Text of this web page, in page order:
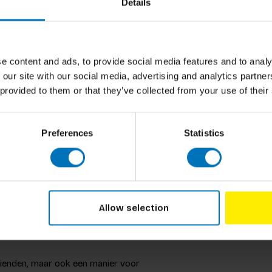
Details
content and ads, to provide social media features and to
site with our social media, advertising and analytics
to them or that they’ve collected from your use of
Preferences Statistics
Allow selection
op bestellingen van meer dan 10
met ons op viasales@bispublishers.com.
op een verjaardag. Na uren te hebben
Facebookpagina op te starten zodat ze
heeft de pagina 285.000 fans, zijn
en blijft het aantal volgers op hun andere
maar ook een manier voor
Dilemma